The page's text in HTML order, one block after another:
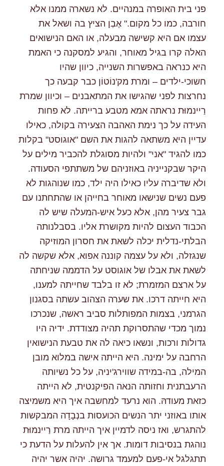
פני בית האופרה במנהיים. לא נשארה ממנו אלא
חורבה, כמו כל מקום." אֶבְן הציץ בה ושאל את
עצמו אם היא קשישה מבעלה, או האם הנישואים
האלה קרו בגיל מאוחר, והגיע למסקנה כי האמת
היא כנראה באפשרות השנייה, כיוון שהיו
חשוכי-ילדים – ומרת מק'נוֹטוֹן כבר קבעה כך
נחרצות לפני שהגישו את המתאבנים – וכיוון שמרת
רַיינמוּּת נראתה אמא מטבע ברייתה. לא פחות
העידה על כך נימת האהבה הצעירה בקולה, כאילו
עדיין היא משתאה להגות את השם "אוגוסט" בקלות
כמו להגיד "אני" ולהיות מסוגלת להכביר מילים על
היקר שבקנייניה באוזניהם של משתתפי הסעודה.
ולא שדיברה עליו כאילו היה ילד, כמו שנוהגות לא
פעם נשים שנישאו מאוחר בחייהן או שהתחתנו עם
גבר צעיר מהן, אלא כעל איש-המעלה שיש לה
הכבוד העצום להיות מקושרת אליו. בסבלנותה
הבלתי-נדלית יכלה לשאת את חסרון המוזיקה
שנגזלה, ולא על עצמה קוננה אפוא, אלא שקשה לה
לשאת את אבלו של אוגוסט על הדממה שניחתה
על ארצם המזמרת; לא זו בלבד שחייתה למענו,
היא חייתה דרכו. את שערה הצהוב עשתה בסגנון
הגרמני, בצמות המפותלות סביב ראשה, שנכרכו
נמוך מכדי שהתסרוקת תהיה מצודדת. ידיה היו
גדולות ורכות, ונשאו כיאה לה את טבעת הנישואין
הרחבה על ימינה. היא הייתה אישה במלוא מובן
המילה, בה-במידה שווירג'יניה, על כל נשיותה
הרעבתנית וחזותה הנאה הפיקנטית, לא הייתה
כזאת מעודהּ. הוא נרעד למחשבה איך היא משמיצה
אותו באוזני יתר הנשים הכועסות בנְבָדָה המבקשות
להתגרש, ואז ניסה לדמיין איך הייתה מרת רַיינמוּּת
נוהגת בנסיבות דומות. אך אין להעלות על הדעת כי
תתגלגל אי-פעם למעמד גרושה. יהיה אשר יהיה